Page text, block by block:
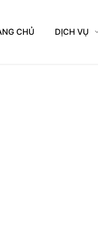
CHỦ DỊCH VỤ